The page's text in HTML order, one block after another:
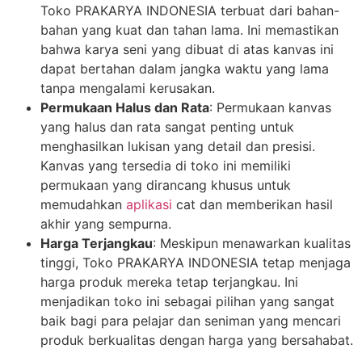
Toko PRAKARYA INDONESIA terbuat dari bahan-
bahan yang kuat dan tahan lama. Ini memastikan
bahwa karya seni yang dibuat di atas kanvas ini
dapat bertahan dalam jangka waktu yang lama
tanpa mengalami kerusakan.
Permukaan Halus dan Rata: Permukaan kanvas
yang halus dan rata sangat penting untuk
menghasilkan lukisan yang detail dan presisi.
Kanvas yang tersedia di toko ini memiliki
permukaan yang dirancang khusus untuk
memudahkan aplikasi cat dan memberikan hasil
akhir yang sempurna.
Harga Terjangkau: Meskipun menawarkan kualitas
tinggi, Toko PRAKARYA INDONESIA tetap menjaga
harga produk mereka tetap terjangkau. Ini
menjadikan toko ini sebagai pilihan yang sangat
baik bagi para pelajar dan seniman yang mencari
produk berkualitas dengan harga yang bersahabat.